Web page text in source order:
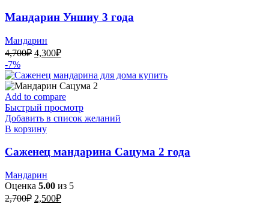
Мандарин Уншиу 3 года
Мандарин
4,700₽ Первоначальная
составляла
4,700₽.
4,300₽Текущая
4,300₽.
-7%
Add to compare
Быстрый просмотр
Добавить в список желаний
В корзину
Саженец мандарина Сацума 2 года
Мандарин
Оценка 5.00 из 5
2,700₽ Первоначальная
2,500₽Текущая